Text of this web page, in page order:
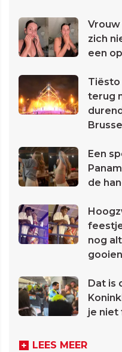
zich
een
Tiësto
terug
Brussel
Een
de
nog
gooien
Dat is
je niet
LEES MEER